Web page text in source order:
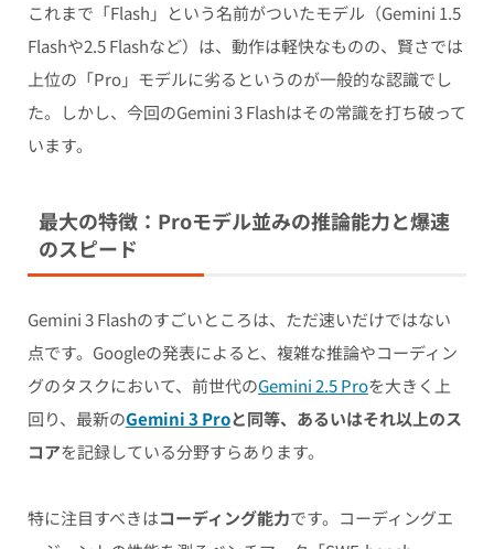
これまで「Flash」という名前がついたモデル（Gemini 1.5
Flashや2.5 Flashなど）は、動作は軽快なものの、賢さでは
上位の「Pro」モデルに劣るというのが一般的な認識でし
た。しかし、今回のGemini 3 Flashはその常識を打ち破って
います。
最大の特徴：Proモデル並みの推論能力と爆速
のスピード
Gemini 3 Flashのすごいところは、ただ速いだけではない
点です。Googleの発表によると、複雑な推論やコーディン
グのタスクにおいて、前世代のGemini 2.5 Proを大きく上
回り、最新のGemini 3 Proと同等、あるいはそれ以上のス
コアを記録している分野すらあります。
特に注目すべきはコーディング能力です。コーディングエ